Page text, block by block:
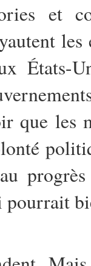
et
États-
que les